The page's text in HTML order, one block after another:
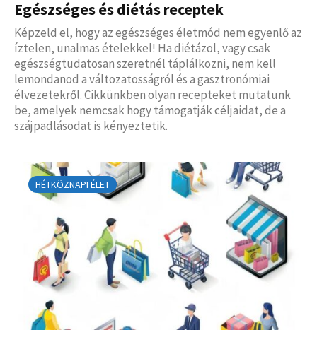
Egészséges és diétás receptek
Képzeld el, hogy az egészséges életmód nem egyenlő az
íztelen, unalmas ételekkel! Ha diétázol, vagy csak
egészségtudatosan szeretnél táplálkozni, nem kell
lemondanod a változatosságról és a gasztronómiai
élvezetekről. Cikkünkben olyan recepteket mutatunk
be, amelyek nemcsak hogy támogatják céljaidat, de a
szájpadlásodat is kényeztetik.
HÉTKÖZNAPI ÉLET